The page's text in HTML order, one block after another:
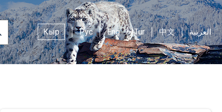
Кыр Рус Eng Tur 中文 العربية